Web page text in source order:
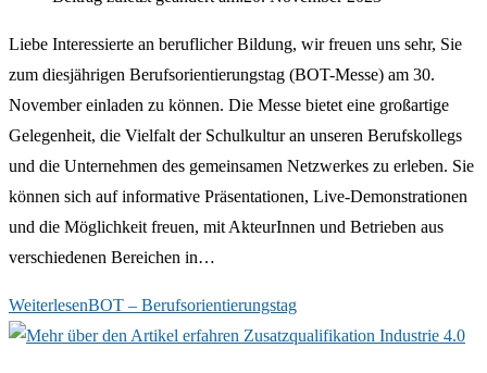
Liebe Interessierte an beruflicher Bildung, wir freuen uns sehr, Sie
zum diesjährigen Berufsorientierungstag (BOT-Messe) am 30.
November einladen zu können. Die Messe bietet eine großartige
Gelegenheit, die Vielfalt der Schulkultur an unseren Berufskollegs
und die Unternehmen des gemeinsamen Netzwerkes zu erleben. Sie
können sich auf informative Präsentationen, Live-Demonstrationen
und die Möglichkeit freuen, mit AkteurInnen und Betrieben aus
verschiedenen Bereichen in…
WeiterlesenBOT – Berufsorientierungstag